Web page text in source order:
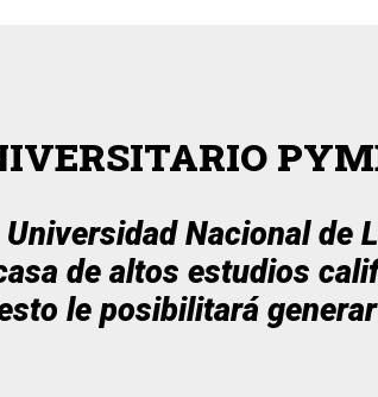
Nacional de
de altos estudios
le posibilitará